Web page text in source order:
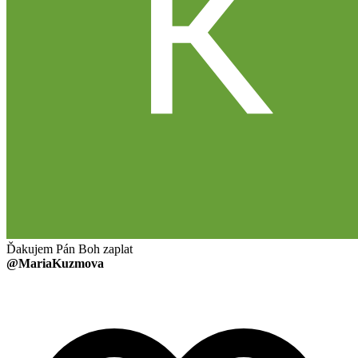
Ďakujem Pán Boh zaplat
@MariaKuzmova